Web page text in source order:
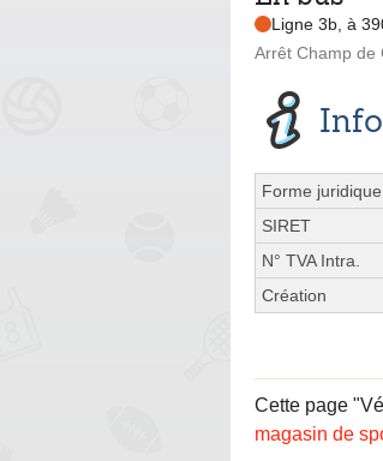
Ligne 3b, à
Arrêt Champ de
Forme juridique
SIRET
N° TVA Intra.
Création
Cette page
magasin de